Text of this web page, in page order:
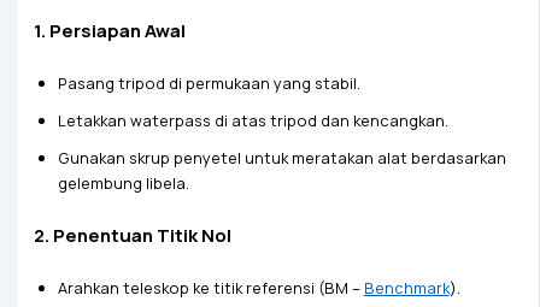
1. Persiapan Awal
Pasang tripod di permukaan yang stabil.
Letakkan waterpass di atas tripod dan kencangkan.
Gunakan skrup penyetel untuk meratakan alat berdasarkan
gelembung libela.
2. Penentuan Titik Nol
Arahkan teleskop ke titik referensi (BM – Benchmark).